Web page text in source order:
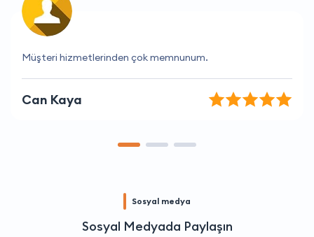
İhtiyacım olan tüm bilgileri anında buldum.
Pelin Sert
Sosyal medya
Sosyal Medyada Paylaşın